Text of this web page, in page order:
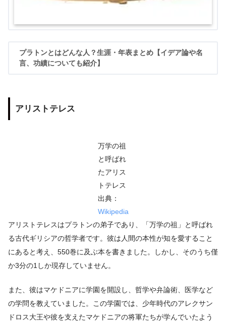
プラトンとはどんな人？生涯・年表まとめ【イデア論や名
言、功績についても紹介】
アリストテレス
万学の祖
と呼ばれ
たアリス
トテレス
出典：
Wikipedia
アリストテレスはプラトンの弟子であり、「万学の祖」と呼ばれ
る古代ギリシアの哲学者です。彼は人間の本性が知を愛すること
にあると考え、550巻に及ぶ本を書きました。しかし、そのうち僅
か3分の1しか現存していません。
また、彼はマケドニアに学園を開設し、哲学や弁論術、医学など
の学問を教えていました。この学園では、少年時代のアレクサン
ドロス大王や彼を支えたマケドニアの将軍たちが学んでいたよう